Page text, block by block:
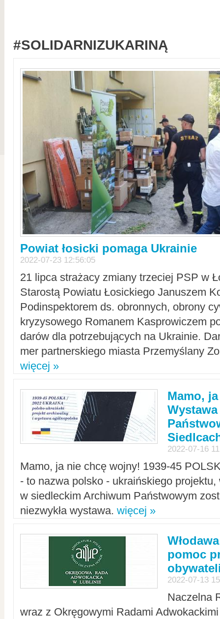
#SOLIDARNIZUKARINĄ
Powiat łosicki pomaga Ukrainie
2022-07-23 12:56:05
21 lipca strażacy zmiany trzeciej PSP w
Starostą Powiatu Łosickiego Januszem
Podinspektorem ds. obronnych, obrony
kryzysowego Romanem Kasprowiczem
darów dla potrzebujących na Ukrainie.
mer partnerskiego miasta Przemyślany
więcej »
Mamo,
2022-07-16
Mamo, ja nie chcę wojny! 1939-45
- to nazwa polsko - ukraińskiego
w siedleckim Archiwum Państwowym
niezwykła wystawa. więcej »
pomoc
2022-07-13
Naczelna
wraz z Okręgowymi Radami Adwokackimi